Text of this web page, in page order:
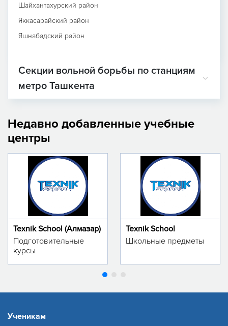
Шайхантахурский район
Яккасарайский район
Яшнабадский район
Секции вольной борьбы по станциям
метро Ташкента
Недавно добавленные учебные
центры
Texnik School (Алмазар)
Подготовительные
курсы
Texnik School
Школьные предметы
Ученикам